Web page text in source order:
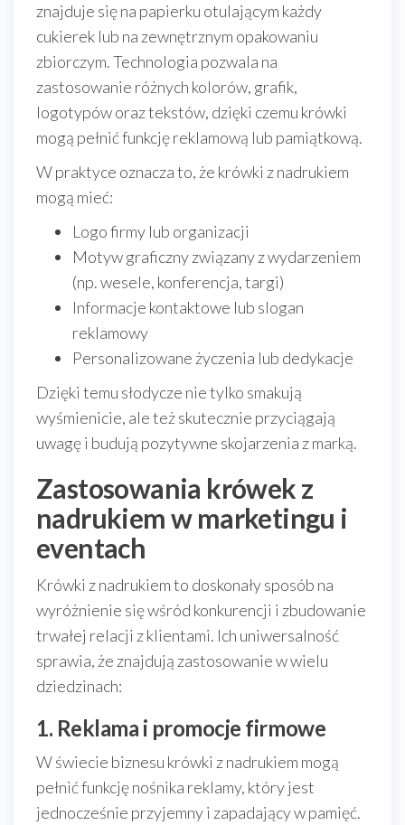
znajduje się na papierku otulającym każdy
cukierek lub na zewnętrznym opakowaniu
zbiorczym. Technologia pozwala na
zastosowanie różnych kolorów, grafik,
logotypów oraz tekstów, dzięki czemu krówki
mogą pełnić funkcję reklamową lub pamiątkową.
W praktyce oznacza to, że krówki z nadrukiem
mogą mieć:
Logo firmy lub organizacji
Motyw graficzny związany z wydarzeniem
(np. wesele, konferencja, targi)
Informacje kontaktowe lub slogan
reklamowy
Personalizowane życzenia lub dedykacje
Dzięki temu słodycze nie tylko smakują
wyśmienicie, ale też skutecznie przyciągają
uwagę i budują pozytywne skojarzenia z marką.
Zastosowania krówek z
nadrukiem w marketingu i
eventach
Krówki z nadrukiem to doskonały sposób na
wyróżnienie się wśród konkurencji i zbudowanie
trwałej relacji z klientami. Ich uniwersalność
sprawia, że znajdują zastosowanie w wielu
dziedzinach:
1. Reklama i promocje firmowe
W świecie biznesu krówki z nadrukiem mogą
pełnić funkcję nośnika reklamy, który jest
jednocześnie przyjemny i zapadający w pamięć.